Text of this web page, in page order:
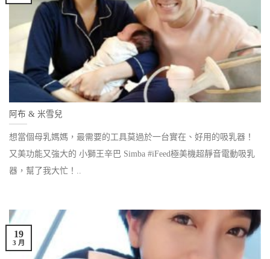
阿布 & 米雪兒
想當個母乳媽媽，最需要的工具莫過於一台實在、好用的吸乳器！
又美功能又強大的 小獅王辛巴 Simba #iFeed極美機超靜音電動吸乳
器，幫了我大忙！..
19
3 月